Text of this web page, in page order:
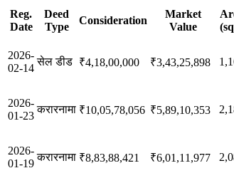
Reg.
Date
Deed
Type
Consideration
Market
Value
2026-
02-14
सेल डीड ₹4,18,00,000 ₹3,43,25,898
2026-
01-23
करारनामा ₹10,05,78,056 ₹5,89,10,353
2026-
01-19
करारनामा ₹8,83,88,421 ₹6,01,11,977